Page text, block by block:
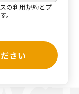
の利用規約と プ
。
さい